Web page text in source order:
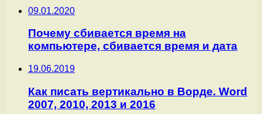
09.01.2020
Почему сбивается время на
компьютере, сбивается время и дата
19.06.2019
Как писать вертикально в Ворде. Word
2007, 2010, 2013 и 2016